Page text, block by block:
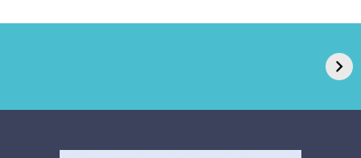
caso de superfungo